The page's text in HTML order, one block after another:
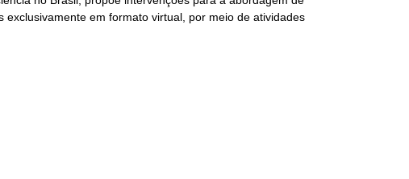
em formato virtual, por meio de atividades